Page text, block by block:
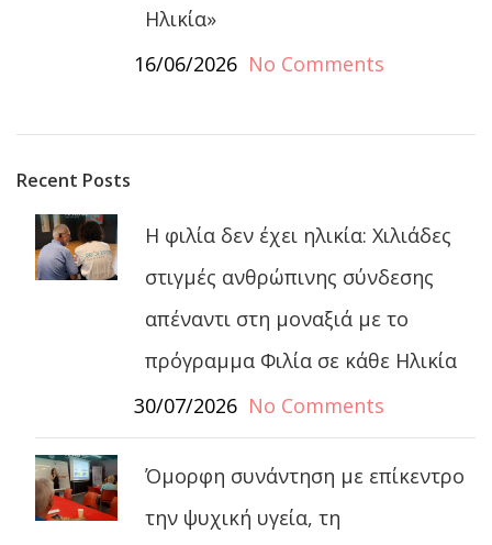
Ηλικία»
16/06/2026 No Comments
Recent Posts
Η φιλία δεν έχει ηλικία: Χιλιάδες
στιγμές ανθρώπινης σύνδεσης
απέναντι στη μοναξιά με το
πρόγραμμα Φιλία σε κάθε Ηλικία
30/07/2026 No Comments
Όμορφη συνάντηση με επίκεντρο
την ψυχική υγεία, τη